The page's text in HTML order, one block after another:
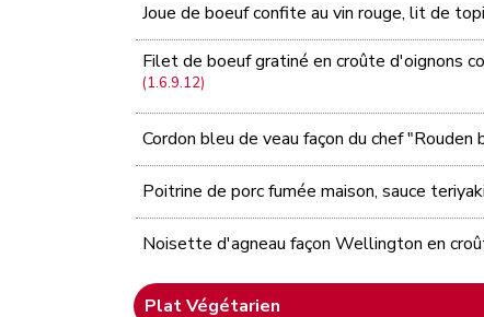
Joue de boeuf confite au vin rouge, lit de
Filet de boeuf gratiné en croûte d'oignons
(1.6.9.12)
Cordon bleu de veau façon du chef
Poitrine de porc fumée maison, sauce
Noisette d'agneau façon Wellington en
Plat Végétarien